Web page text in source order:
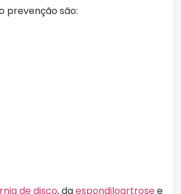
prevenção são:
de disco, daespondiloartrosee